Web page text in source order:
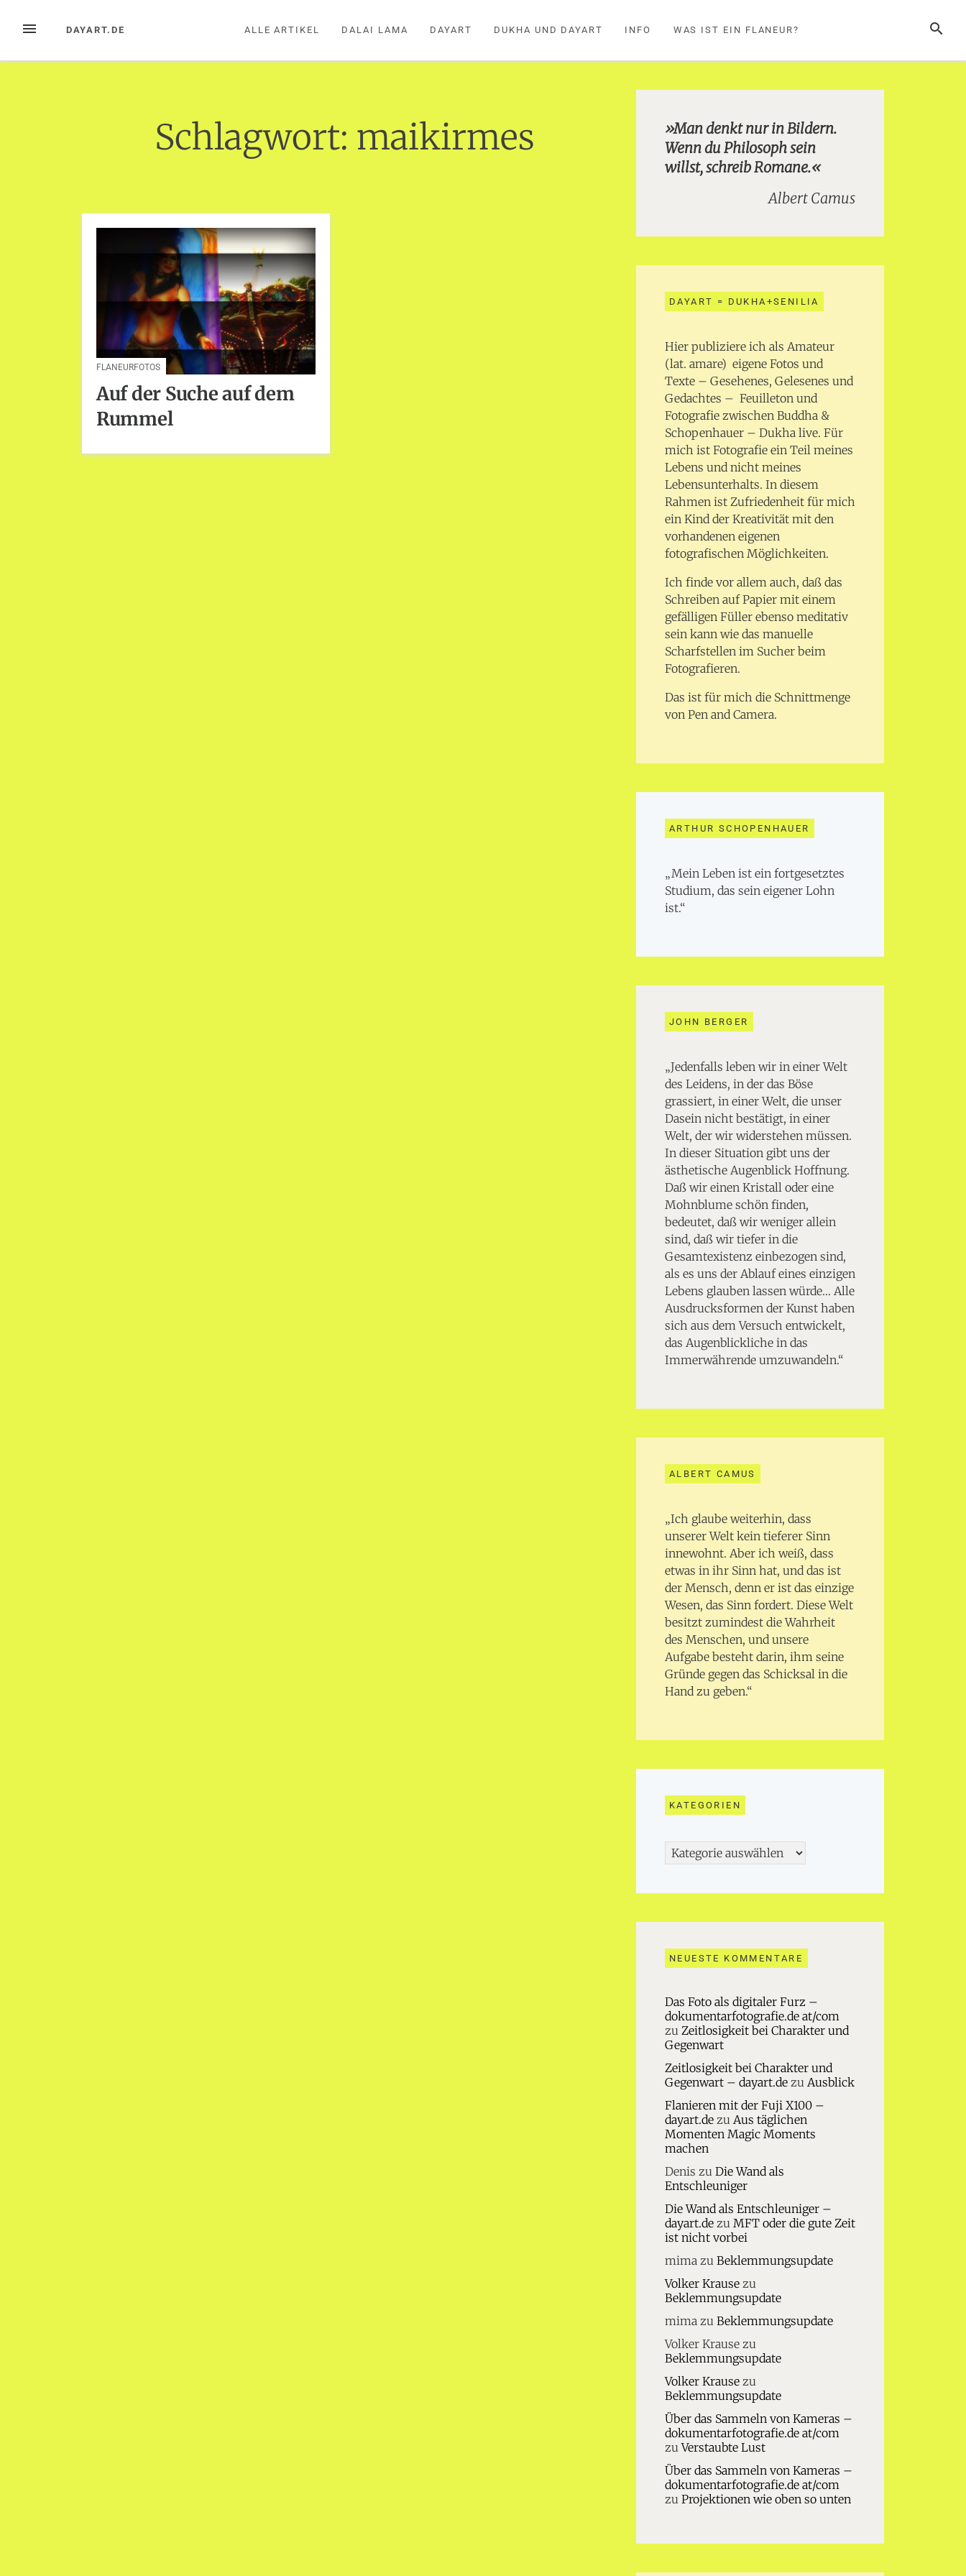
InhaltMENÜ SUCHE
DAYART.DE ALLE ARTIKEL DALAI LAMA DAYART DUKHA UND DAYART INFO WAS IST EIN FLANEUR?
Schlagwort: maikirmes
FLANEURFOTOS
Auf der Suche auf dem
Rummel
»Man denkt nur in Bildern.
Wenn du Philosoph sein
willst, schreib Romane.«
Albert Camus
DAYART = DUKHA+SENILIA
Hier publiziere ich als Amateur
(lat. amare) eigene Fotos und
Texte – Gesehenes, Gelesenes und
Gedachtes – Feuilleton und
Fotografie zwischen Buddha &
Schopenhauer – Dukha live. Für
mich ist Fotografie ein Teil meines
Lebens und nicht meines
Lebensunterhalts. In diesem
Rahmen ist Zufriedenheit für mich
ein Kind der Kreativität mit den
vorhandenen eigenen
fotografischen Möglichkeiten.
Ich finde vor allem auch, daß das
Schreiben auf Papier mit einem
gefälligen Füller ebenso meditativ
sein kann wie das manuelle
Scharfstellen im Sucher beim
Fotografieren.
Das ist für mich die Schnittmenge
von Pen and Camera.
ARTHUR SCHOPENHAUER
„Mein Leben ist ein fortgesetztes
Studium, das sein eigener Lohn
ist.“
JOHN BERGER
„Jedenfalls leben wir in einer Welt
des Leidens, in der das Böse
grassiert, in einer Welt, die unser
Dasein nicht bestätigt, in einer
Welt, der wir widerstehen müssen.
In dieser Situation gibt uns der
ästhetische Augenblick Hoffnung.
Daß wir einen Kristall oder eine
Mohnblume schön finden,
bedeutet, daß wir weniger allein
sind, daß wir tiefer in die
Gesamtexistenz einbezogen sind,
als es uns der Ablauf eines einzigen
Lebens glauben lassen würde… Alle
Ausdrucksformen der Kunst haben
sich aus dem Versuch entwickelt,
das Augenblickliche in das
Immerwährende umzuwandeln.“
ALBERT CAMUS
„Ich glaube weiterhin, dass
unserer Welt kein tieferer Sinn
innewohnt. Aber ich weiß, dass
etwas in ihr Sinn hat, und das ist
der Mensch, denn er ist das einzige
Wesen, das Sinn fordert. Diese Welt
besitzt zumindest die Wahrheit
des Menschen, und unsere
Aufgabe besteht darin, ihm seine
Gründe gegen das Schicksal in die
Hand zu geben.“
KATEGORIEN
Kategorien
NEUESTE KOMMENTARE
Das Foto als digitaler Furz –
dokumentarfotografie.de at/com
zu Zeitlosigkeit bei Charakter und
Gegenwart
Zeitlosigkeit bei Charakter und
Gegenwart – dayart.dezu Ausblick
Flanieren mit der Fuji X100 –
dayart.dezu Aus täglichen
Momenten Magic Moments
machen
Denis zu Die Wand als
Entschleuniger
Die Wand als Entschleuniger –
dayart.dezu MFT oder die gute Zeit
ist nicht vorbei
mimazu Beklemmungsupdate
Volker Krausezu
Beklemmungsupdate
mimazu Beklemmungsupdate
Volker Krausezu
Beklemmungsupdate
Volker Krausezu
Beklemmungsupdate
Über das Sammeln von Kameras –
dokumentarfotografie.de at/com
zuVerstaubte Lust
Über das Sammeln von Kameras –
dokumentarfotografie.de at/com
zu Projektionen wie oben so unten